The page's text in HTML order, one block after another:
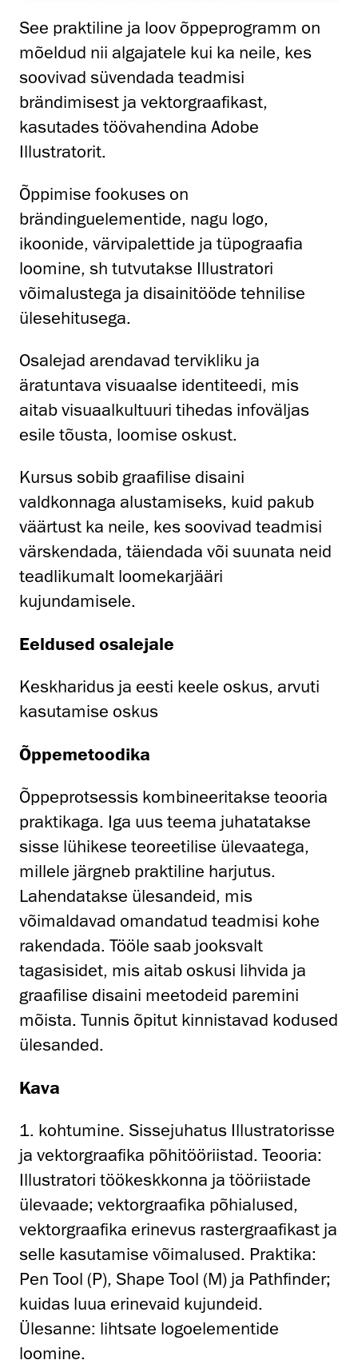
See praktiline ja loov õppeprogramm on
mõeldud nii algajatele kui ka neile, kes
soovivad süvendada teadmisi
brändimisest ja vektorgraafikast,
kasutades töövahendina Adobe
Illustratorit.
Õppimise fookuses on
brändinguelementide, nagu logo,
ikoonide, värvipalettide ja tüpograafia
loomine, sh tutvutakse Illustratori
võimalustega ja disainitööde tehnilise
ülesehitusega.
Osalejad arendavad tervikliku ja
äratuntava visuaalse identiteedi, mis
aitab visuaalkultuuri tihedas infoväljas
esile tõusta, loomise oskust.
Kursus sobib graafilise disaini
valdkonnaga alustamiseks, kuid pakub
väärtust ka neile, kes soovivad teadmisi
värskendada, täiendada või suunata neid
teadlikumalt loomekarjääri
kujundamisele.
Eeldused osalejale
Keskharidus ja eesti keele oskus, arvuti
kasutamise oskus
Õppemetoodika
Õppeprotsessis kombineeritakse teooria
praktikaga. Iga uus teema juhatatakse
sisse lühikese teoreetilise ülevaatega,
millele järgneb praktiline harjutus.
Lahendatakse ülesandeid, mis
võimaldavad omandatud teadmisi kohe
rakendada. Tööle saab jooksvalt
tagasisidet, mis aitab oskusi lihvida ja
graafilise disaini meetodeid paremini
mõista. Tunnis õpitut kinnistavad kodused
ülesanded.
Kava
1. kohtumine. Sissejuhatus Illustratorisse
ja vektorgraafika põhitööriistad. Teooria:
Illustratori töökeskkonna ja tööriistade
ülevaade; vektorgraafika põhialused,
vektorgraafika erinevus rastergraafikast ja
selle kasutamise võimalused. Praktika:
Pen Tool (P), Shape Tool (M) ja Pathfinder;
kuidas luua erinevaid kujundeid.
Ülesanne: lihtsate logoelementide
loomine.